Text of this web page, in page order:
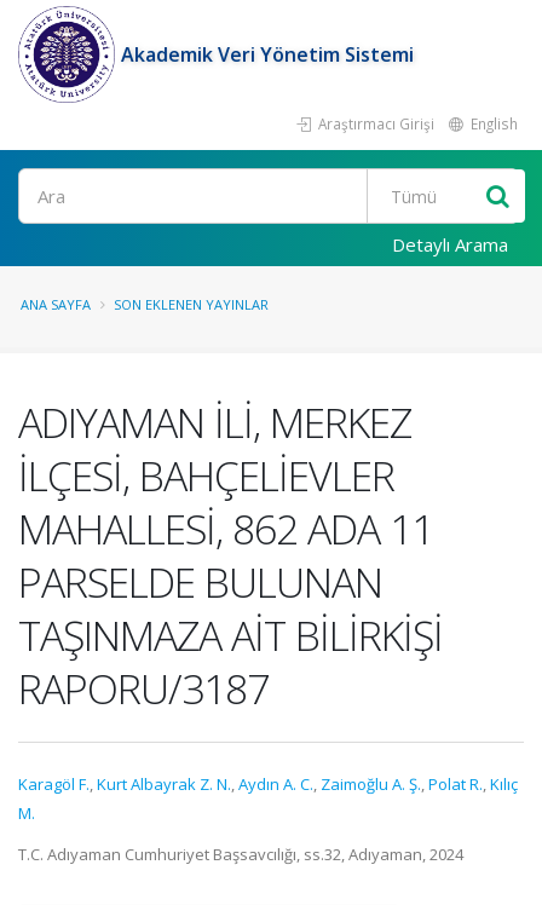
Akademik Veri Yönetim Sistemi
Araştırmacı Girişi English
Ara
Detaylı Arama
ANA SAYFA SON EKLENEN YAYINLAR
ADIYAMAN İLİ, MERKEZ
İLÇESİ, BAHÇELİEVLER
MAHALLESİ, 862 ADA 11
PARSELDE BULUNAN
TAŞINMAZA AİT BİLİRKİŞİ
RAPORU/3187
Karagöl F.,Kurt Albayrak Z. N.,Aydın A. C., Zaimoğlu A. Ş.,Polat R.,Kılıç
M.
T.C. Adıyaman Cumhuriyet Başsavcılığı, ss.32, Adıyaman, 2024